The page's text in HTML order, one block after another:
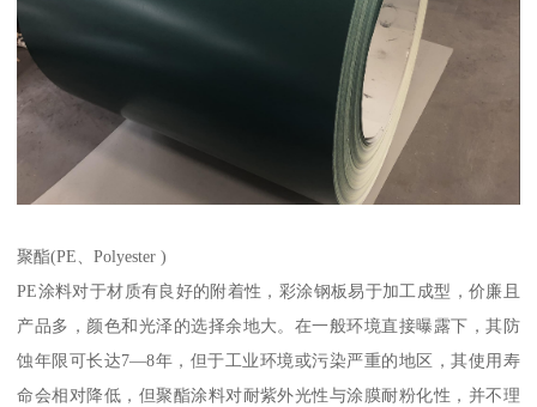
聚酯(PE、Polyester )
PE涂料对于材质有良好的附着性，彩涂钢板易于加工成型，价廉且
产品多，颜色和光泽的选择余地大。在一般环境直接曝露下，其防
蚀年限可长达7—8年，但于工业环境或污染严重的地区，其使用寿
命会相对降低，但聚酯涂料对耐紫外光性与涂膜耐粉化性，并不理